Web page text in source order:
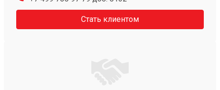
Стать клиентом